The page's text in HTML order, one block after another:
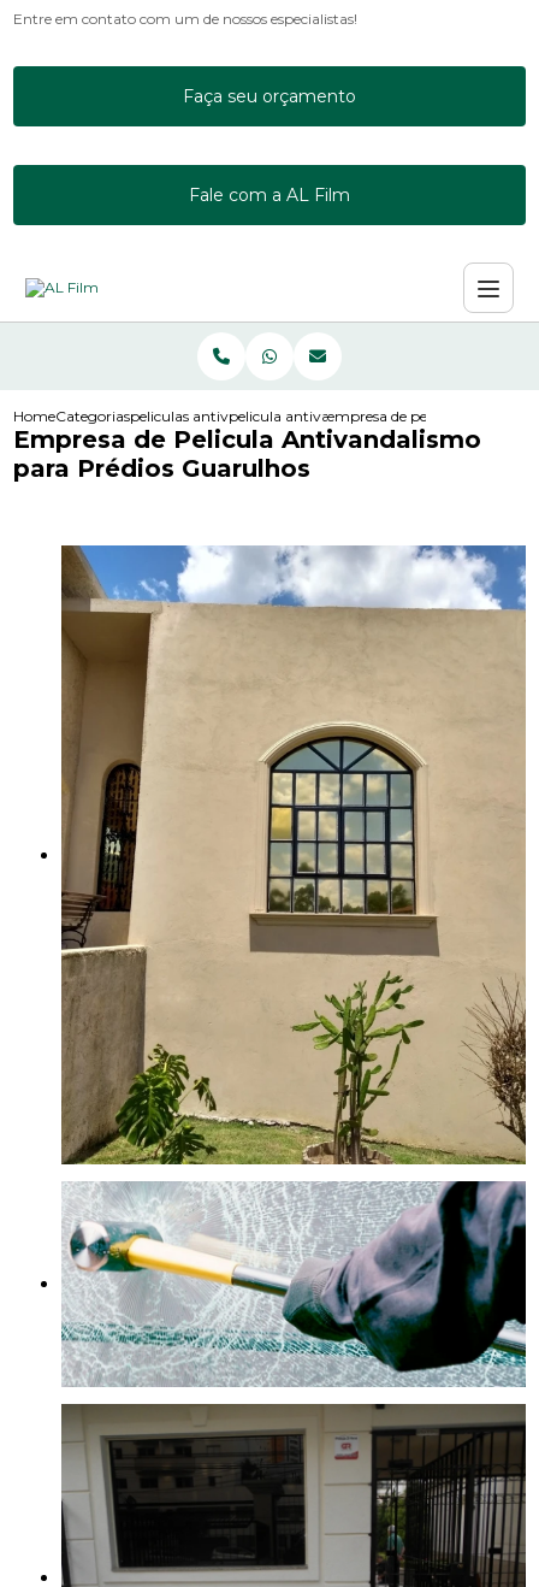
Entre em contato com um de nossos especialistas!
Faça seu orçamento
Fale com a AL Film
HomeCategoriaspeliculas antivandalismopelicula antivandalismo 3m
empresa de pelicula
Empresa de Pelicula Antivandalismo
para Prédios Guarulhos